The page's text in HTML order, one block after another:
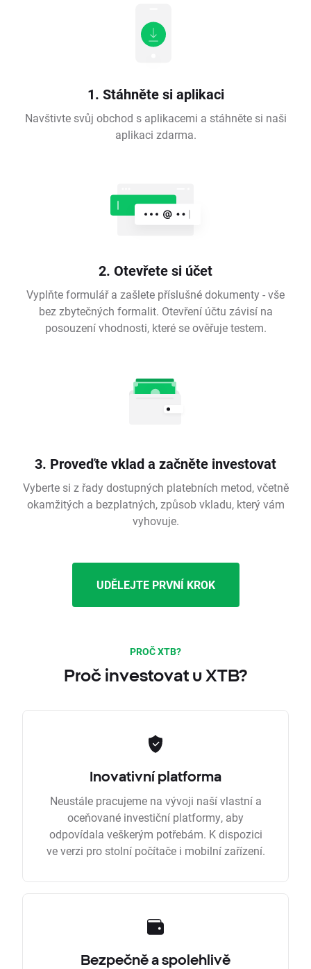
1. Stáhněte si aplikaci
Navštivte svůj obchod s aplikacemi a stáhněte si naši
aplikaci zdarma.
2. Otevřete si účet
Vyplňte formulář a zašlete příslušné dokumenty - vše
bez zbytečných formalit. Otevření účtu závisí na
posouzení vhodnosti, které se ověřuje testem.
3. Proveďte vklad a začněte investovat
Vyberte si z řady dostupných platebních metod, včetně
okamžitých a bezplatných, způsob vkladu, který vám
vyhovuje.
UDĚLEJTE PRVNÍ KROK
PROČ XTB?
Proč investovat u XTB?
Inovativní platforma
Neustále pracujeme na vývoji naší vlastní a
oceňované investiční platformy, aby
odpovídala veškerým potřebám. K dispozici
ve verzi pro stolní počítače i mobilní zařízení.
Bezpečně a spolehlivě